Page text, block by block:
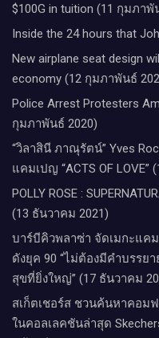
$100G in tuition (11 กุมภาพั
Inside the 24 hours that
New airplane seat design
economy (12 กุมภาพันธ์
Police Arrest Protesters
กุมภาพันธ์ 2020)
“วิลาสินี ภาณุรัตน์” Yves
แคมเปญ “ACTS OF LOVE”
POLLY ROSE :
(13 ธันวาคม 2021)
บาร์บีคิวพลาซ่า จัดเมกะแค
ดังยุค 90 “ไม่ต้องมีคำบรรย
สุขที่ยิ่งใหญ่” (17 ธันวาคม
สเก็ตเชอร์ส ชวนค้นหาคอ
ในคอลเลคชันล่าสุด